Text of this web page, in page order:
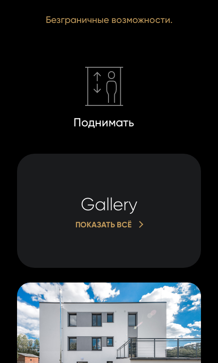
Безграничные возможности.
Поднимать
Gallery
ПОКАЗАТЬ ВСЁ